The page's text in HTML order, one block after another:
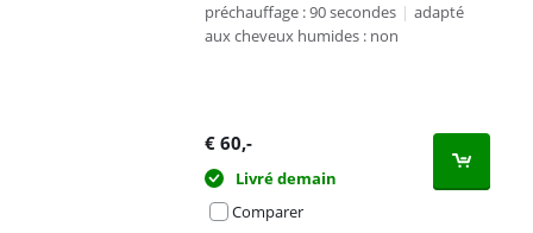
préchauffage : 90 secondes | adapté
aux cheveux humides : non
€ 60,-
Livré demain
Comparer